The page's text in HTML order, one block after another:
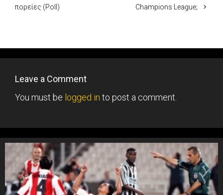
πορείες (Poll)
Champions League;
Leave a Comment
You must be logged in to post a comment.